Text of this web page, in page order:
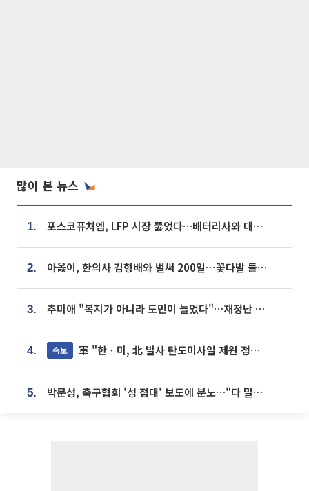
많이 본 뉴스
1. 포스코퓨처엠, LFP 시장 뚫었다…배터리사와 대규모 장기 공급 합의
2. 아옳이, 한의사 김형배와 벌써 200일⋯꽃다발 들고 "프러포즈 아냐"
3. 추미애 "복지가 아니라 도민이 늘었다"…재정난 책임론 정면돌파
4. 속보 軍 "한ㆍ미, 北 발사 탄도미사일 제원 정밀분석 중"
5. 박문성, 축구협회 '성 접대' 보도에 분노…"다 말아먹으려고 작정했나"